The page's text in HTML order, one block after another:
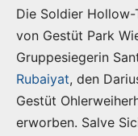
Die Soldier
von Gestüt Park
Gruppesiegerin
Rubaiyat, den
Gestüt
erworben. Salve